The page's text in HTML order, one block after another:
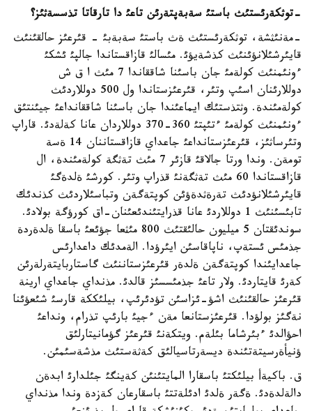
-توثكةرئستئث باستئ سةبةپتةرئن تاعئ دا تارقاتا تذسسةثئز؟
-مةنئثشة، توثكةرئستئث ةث باستئ سةبةبئ - قئرعئز حالقئنئث
قايئرشئلانؤئنئث كذشةيؤئ. مئسالئ قازاقستاندا جالپئ ئشكئ
ءونئمنئث كولةمئ جان باسئنا شاققاندا 7 مئث ا ق ش
دوللارئنان اسئپ وتئر، قئرعئزستاندا ول 500 دوللاردئث
كولةمئندة. وثتذستئك ايماعئندا جان باسئنا شاققانداعئ جيئنتئق
ءونئمنئث كولةمئ ءتئپتئ 360-370 دوللاردان عانا كةلةدئ. قاراپ
وتئرساثئز، قئرعئزستانداعئ جاعداي قازاقستاننان 14 ةسة
تومةن. وندا ورتا جالاقئ قازئر 7 مئث تةثگة كولةمئندة، ال
قازاقستاندا 60 مئث تةثگةنئ قذراپ وتئر. كورشئ ةلدةگئ
قايئرشئلانؤدئث تةرةثدةؤئن كوپتةگةن وتباسئلاردئث كذندئك
تابئسئنئث 1 دوللاردئ عانا قذرايتئندئعئنان-اق كورؤگة بولادئ.
سوندئقتان 5 ميليون حالئقتئث 800 مئثعا جؤئعئ باسقا ةلدةردة
جذمئس ئستةپ، ناپاقاسئن ايئرؤدا. الةمدئك داعدارئس
جاعدايئندا كوپتةگةن ةلدةر قئرعئزستاننئث گاستاربايتةرلةرئن
كةرئ قايتاردئ. ولار تاعئ جذمئسسئز قالدئ. مذنداي جاعداي ارينة
قئرعئز حالقئنئث اشؤ-ئزاسئن تؤدئرئپ، بيلئككة قارسئ شئعؤئنا
نةگئز بولؤدا. قئرعئزستانعا مةن ءجيئ بارئپ تذرام، ونداعئ
احؤالدئ ءبئرشاما بئلةم. ويتكةنئ قئرعئز گؤمانيتارلئق
ؤنيأةرسيتةتئندة ديسةرتاسيالئق كةثةستئث مذشةسئمئن.
ق. باكيةأ بيلئكتئ باسقارا المايتئنئن كةينگئ جئلدارئ ابدةن
دالةلدةدئ. ةگةر ةلدئ ادئلةتتئ باسقارعان كةزدة وندا مذنداي